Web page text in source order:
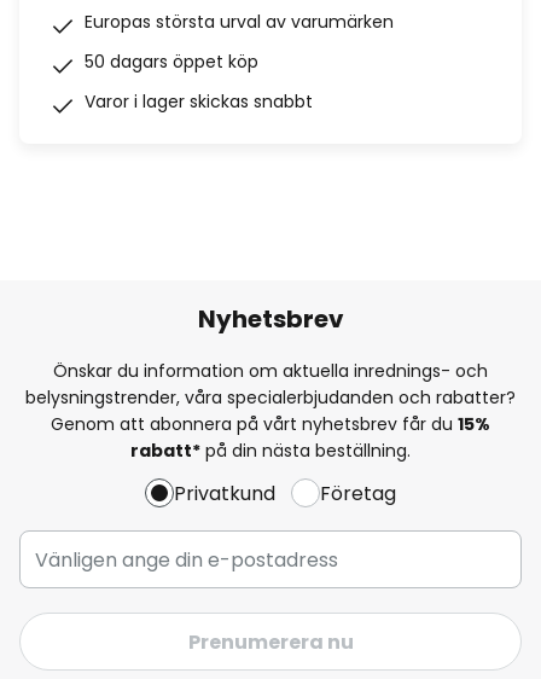
Europas största urval av varumärken
50 dagars öppet köp
Varor i lager skickas snabbt
Nyhetsbrev
Önskar du information om aktuella inrednings- och
belysningstrender, våra specialerbjudanden och rabatter?
Genom att abonnera på vårt nyhetsbrev får du 15%
rabatt* på din nästa beställning.
Privatkund Företag
Prenumerera nu